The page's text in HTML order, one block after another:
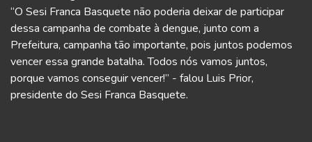
“O Sesi Franca Basquete não poderia deixar de participar
dessa campanha de combate à dengue, junto com a
Prefeitura, campanha tão importante, pois juntos podemos
vencer essa grande batalha. Todos nós vamos juntos,
porque vamos conseguir vencer!” - falou Luis Prior,
presidente do Sesi Franca Basquete.